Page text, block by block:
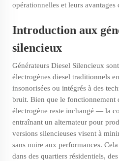
opérationnelles et leurs avantages
Introduction aux
silencieux
Générateurs Diesel Silencieux
électrogènes diesel traditionnels
insonorisées ou intégrés à des
bruit. Bien que le fonctionnement
électrogène reste inchangé — la
entraînant un alternateur pour
versions silencieuses visent à
sans nuire aux performances.
dans des quartiers résidentiels,